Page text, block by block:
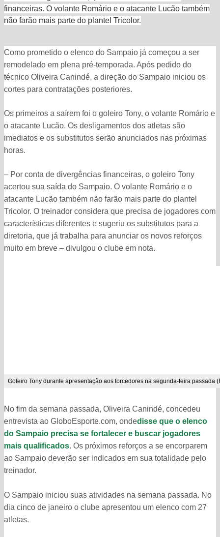
financeiras. O volante Romário e o atacante Lucão também
não farão mais parte do plantel Tricolor.
Como prometido o elenco do Sampaio já começou a ser
remodelado em plena pré-temporada. Após pedido do
técnico Oliveira Canindé, a direção do Sampaio iniciou os
cortes para contratações posteriores.
Os primeiros a saírem foi o goleiro Tony, o volante Romário e
o atacante Lucão. Os desligamentos dos atletas são
imediatos e os substitutos serão anunciados nas próximas
horas.
– Por conta de divergências financeiras, o goleiro Tony
acertou sua saída do Sampaio. O volante Romário e o
atacante Lucão também não farão mais parte do plantel
Tricolor. O treinador considera que precisa de jogadores com
características diferentes e sugeriu os substitutos para a
diretoria, que já trabalha para anunciar os novos reforços
muito em breve – divulgou o clube em nota.
Goleiro Tony durante apresentação aos torcedores na segunda-feira passada
No fim da semana passada, Oliveira Canindé, concedeu
entrevista ao GloboEsporte.com, ondedisse que o elenco
do Sampaio precisa se fortalecer e buscar jogadores
mais qualificados. Os próximos reforços a se encorparem
ao Sampaio deverão ser indicados em sua totalidade pelo
treinador.
O Sampaio iniciou suas atividades na semana passada. No
dia cinco de janeiro o clube apresentou um elenco com 27
atletas.